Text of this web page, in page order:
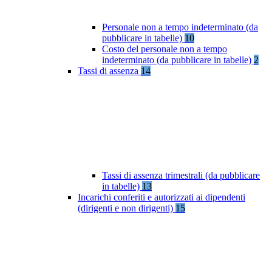
Personale non a tempo indeterminato (da
pubblicare in tabelle) 10
Costo del personale non a tempo
indeterminato (da pubblicare in tabelle) 2
Tassi di assenza 14
Tassi di assenza trimestrali (da pubblicare
in tabelle) 13
Incarichi conferiti e autorizzati ai dipendenti
(dirigenti e non dirigenti) 15